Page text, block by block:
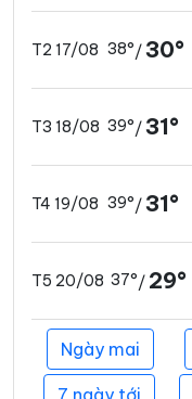
T2 17/08 38°/30°
T3 18/08 39°/31°
T4 19/08 39°/31°
T5 20/08 37°/ 29°
Ngày mai
7 ngày tới